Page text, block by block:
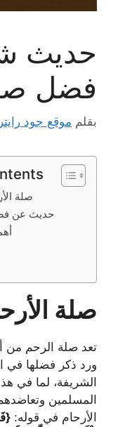
حديث
فضل
بقلم موقع جود
صلة
حديث عن
صلة
تعد صلة الرحم من
ورد ذكر فضلها في
الشريفة، لما في
المسلمين
الأرحام في قوله: